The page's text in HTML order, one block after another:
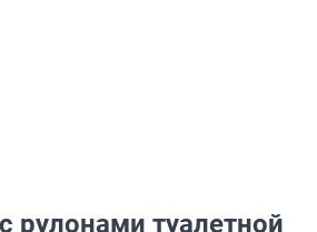
рулонами туалетной